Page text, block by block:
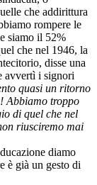
che addirittura
rompere le
siamo il 52%
che nel 1946, la
disse una
avvertì i signori
quasi un ritorno
Abbiamo troppo
di quel che nel
riusciremo mai
diamo
è già un gesto di